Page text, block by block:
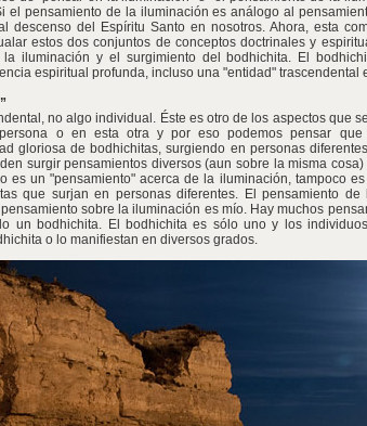
el pensamiento de la iluminación es análogo al
descenso del Espíritu Santo en nosotros. Ahora, esta
estos dos conjuntos de conceptos doctrinales y
iluminación y el surgimiento del bodhichita. El
espiritual profunda, incluso una "entidad" trascendental
no algo individual. Éste es otro de los aspectos que
o en esta otra y por eso podemos pensar que
gloriosa de bodhichitas, surgiendo en personas
surgir pensamientos diversos (aun sobre la misma
es un "pensamiento" acerca de la iluminación, tampoco
que surjan en personas diferentes. El pensamiento
sobre la iluminación es mío. Hay muchos
un bodhichita. El bodhichita es sólo uno y los
o lo manifiestan en diversos grados.